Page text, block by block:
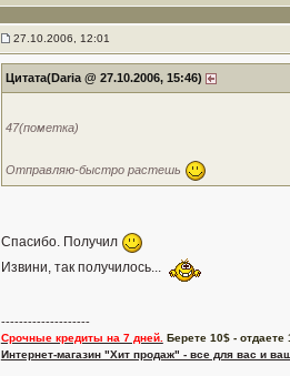
27.10.2006, 12:01
Цитата(Daria @ 27.10.2006, 15:46)
47(пометка)
Отправляю-быстро растешь
Спасибо. Получил
Извини, так получилось...
--------------------
Срочные кредиты на 7 дней. Берете 10$ - отдаете
Интернет-магазин "Хит продаж" - все для вас и